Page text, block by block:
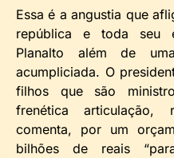
Essa é a angustia que
república e toda seu
Planalto além de
acumpliciada. O
filhos que são
frenética
comenta, por um
bilhões de reais